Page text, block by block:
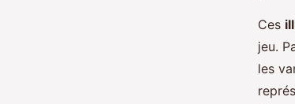
Ces
jeu.
les